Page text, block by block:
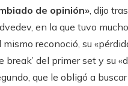
de opinión», dijo
en la que tuvo
mismo reconoció, su
break’ del primer set y su
que le obligó a